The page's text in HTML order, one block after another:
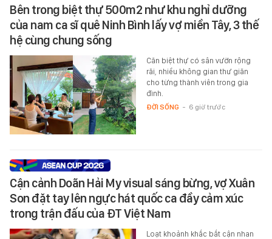
Bên trong biệt thự 500m2 như khu nghỉ dưỡng
của nam ca sĩ quê Ninh Bình lấy vợ miền Tây, 3 thế
hệ cùng chung sống
Căn biệt thự có sân vườn rộng
rãi, nhiều không gian thư giãn
cho từng thành viên trong gia
đình.
ĐỜI SỐNG - 6 giờ trước
Cận cảnh Doãn Hải My visual sáng bừng, vợ Xuân
Son đặt tay lên ngực hát quốc ca đầy cảm xúc
trong trận đấu của ĐT Việt Nam
Loạt khoảnh khắc bắt cận nhan